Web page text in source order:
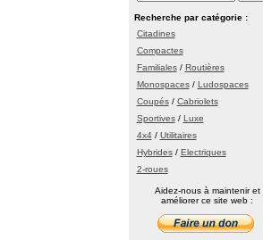
Recherche par catégorie :
Citadines
Compactes
Familiales/ Routières
Monospaces/ Ludospaces
Coupés/ Cabriolets
Sportives/ Luxe
4x4/ Utilitaires
Hybrides/ Electriques
2-roues
Aidez-nous à maintenir et
améliorer ce site web :